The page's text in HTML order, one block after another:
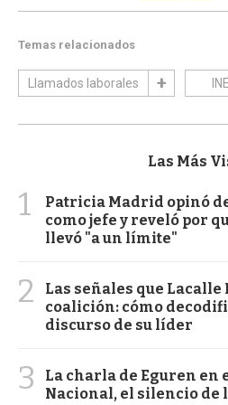
Temas relacionados
Llamados laborales INE
Las Más
1
Patricia Madrid opinó
como jefe y reveló por
llevó "a un límite"
2
Las señales que Lacalle
coalición: cómo
discurso de su líder
3
La charla de Eguren en
Nacional, el silencio de